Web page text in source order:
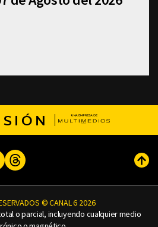
TikTokThreads
© CANAL 6 2026
o parcial, incluyendo cualquier medio